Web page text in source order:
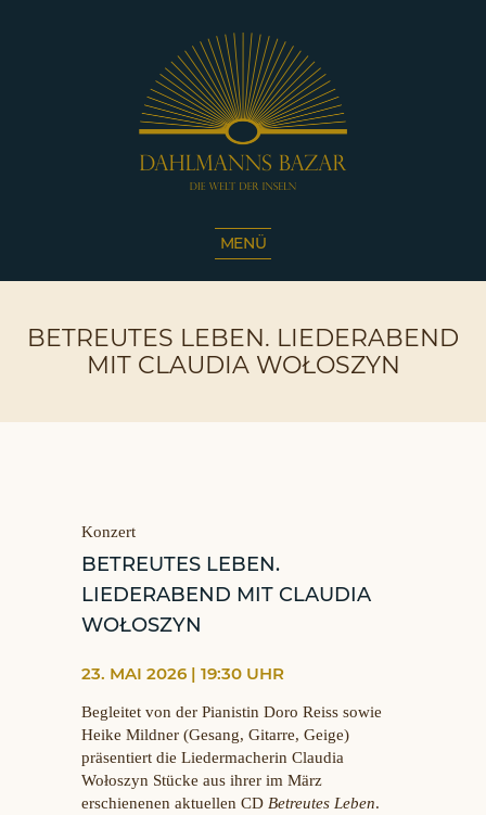
Die
der
Inseln
MENÜ
BETREUTES LEBEN. LIEDERABEND
MIT CLAUDIA WOŁOSZYN
Konzert
BETREUTES LEBEN.
LIEDERABEND MIT CLAUDIA
WOŁOSZYN
23. MAI 2026 | 19:30 UHR
Begleitet von der Pianistin Doro Reiss sowie
Heike Mildner (Gesang, Gitarre, Geige)
präsentiert die Liedermacherin Claudia
Wołoszyn Stücke aus ihrer im März
erschienenen aktuellen CD Betreutes Leben.